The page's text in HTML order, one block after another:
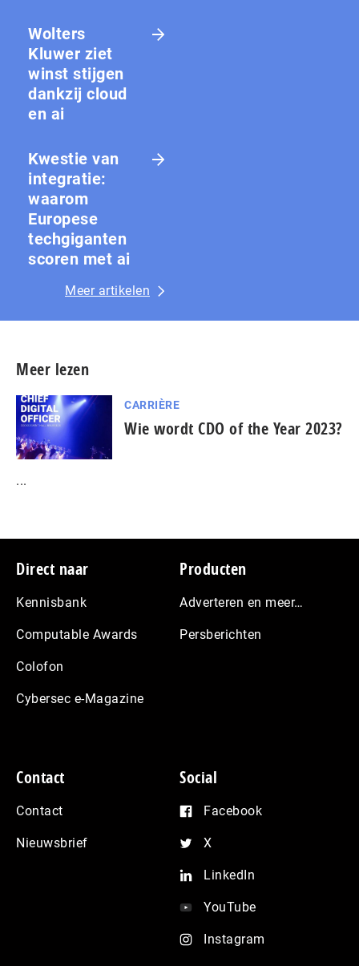
Wolters
Kluwer ziet
winst stijgen
dankzij cloud
en ai
Kwestie van
integratie:
waarom
Europese
techgiganten
scoren met ai
Meer artikelen
Meer lezen
CARRIÈRE
Wie wordt CDO of the Year 2023?
...
Footer
Direct naar
Kennisbank
Computable Awards
Colofon
Cybersec e-Magazine
Producten
Adverteren en meer…
Persberichten
Contact
Contact
Nieuwsbrief
Social
Facebook
X
LinkedIn
YouTube
Instagram